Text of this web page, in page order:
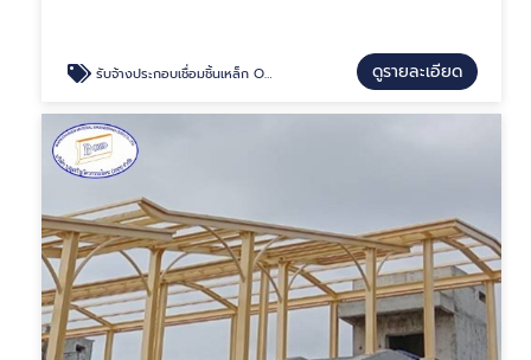
รับจ้างประกอบเชื่อมชิ้นเหล็ก OEM ดูรายละเอียด